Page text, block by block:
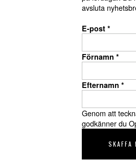
avsluta
E-post *
Förnamn *
Efternamn *
Genom att
godkänner du